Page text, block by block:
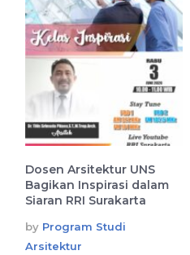
Dosen Arsitektur UNS
Bagikan Inspirasi dalam
Siaran RRI Surakarta
by Program Studi
Arsitektur